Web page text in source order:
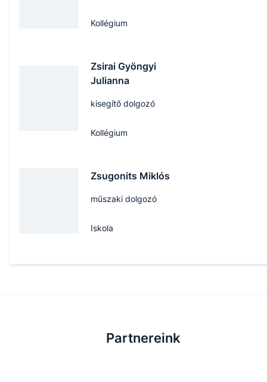
Kollégium
Zsirai Gyöngyi
Julianna
kisegítő dolgozó
Kollégium
Zsugonits Miklós
műszaki dolgozó
Iskola
Partnereink